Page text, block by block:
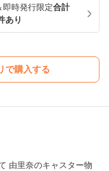
即時発行限定合計
あり
で購入する
由里奈のキャスター物